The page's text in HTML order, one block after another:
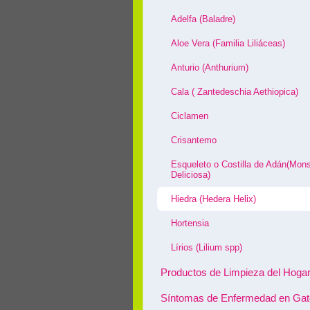
Adelfa (Baladre)
Aloe Vera (Familia Liliáceas)
Anturio (Anthurium)
Cala ( Zantedeschia Aethiopica)
Ciclamen
Crisantemo
Esqueleto o Costilla de
Deliciosa)
Hiedra (Hedera Helix)
Hortensia
Lírios (Lilium spp)
Productos de Limpieza del Hogar
Síntomas de Enfermedad en